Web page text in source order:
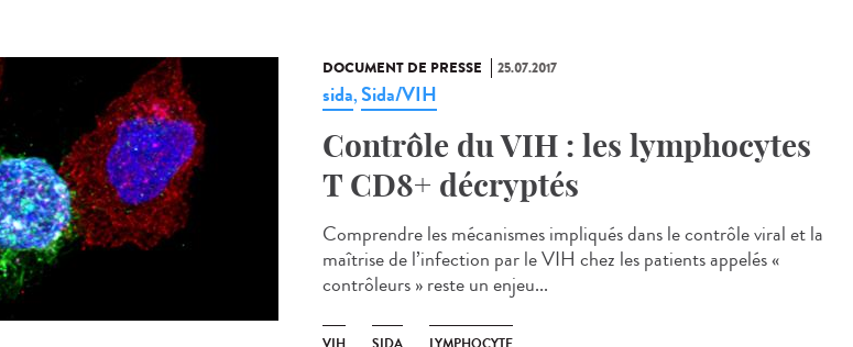
DOCUMENT DE PRESSE 25.07.2017
sida,Sida/VIH
Contrôle du VIH : les lymphocytes
T CD8+ décryptés
Comprendre les mécanismes impliqués dans le contrôle viral et la
maîtrise de l’infection par le VIH chez les patients appelés «
contrôleurs » reste un enjeu...